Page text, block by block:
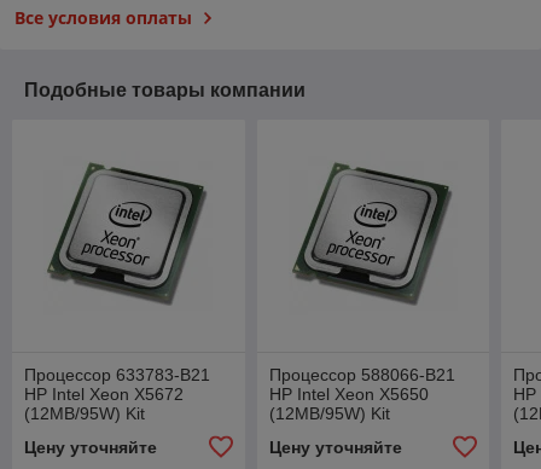
Все условия оплаты
Подобные товары компании
Процессор 633783-B21
HP Intel Xeon X5672
(12MB/95W) Kit
Цену уточняйте
Процессор 588066-B21
HP Intel Xeon X5650
(12MB/95W) Kit
Цену уточняйте